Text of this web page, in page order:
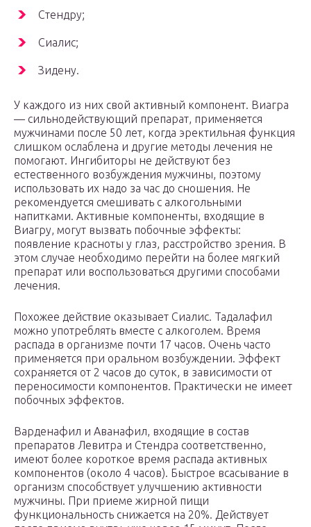
Стендру;
Сиалис;
Зидену.
У каждого из них свой активный компонент. Виагра
— сильнодействующий препарат, применяется
мужчинами после 50 лет, когда эректильная функция
слишком ослаблена и другие методы лечения не
помогают. Ингибиторы не действуют без
естественного возбуждения мужчины, поэтому
использовать их надо за час до сношения. Не
рекомендуется смешивать с алкогольными
напитками. Активные компоненты, входящие в
Виагру, могут вызвать побочные эффекты:
появление красноты у глаз, расстройство зрения. В
этом случае необходимо перейти на более мягкий
препарат или воспользоваться другими способами
лечения.
Похожее действие оказывает Сиалис. Тадалафил
можно употреблять вместе с алкоголем. Время
распада в организме почти 17 часов. Очень часто
применяется при оральном возбуждении. Эффект
сохраняется от 2 часов до суток, в зависимости от
переносимости компонентов. Практически не имеет
побочных эффектов.
Варденафил и Аванафил, входящие в состав
препаратов Левитра и Стендра соответственно,
имеют более короткое время распада активных
компонентов (около 4 часов). Быстрое всасывание в
организм способствует улучшению активности
мужчины. При приеме жирной пищи
функциональность снижается на 20%. Действует